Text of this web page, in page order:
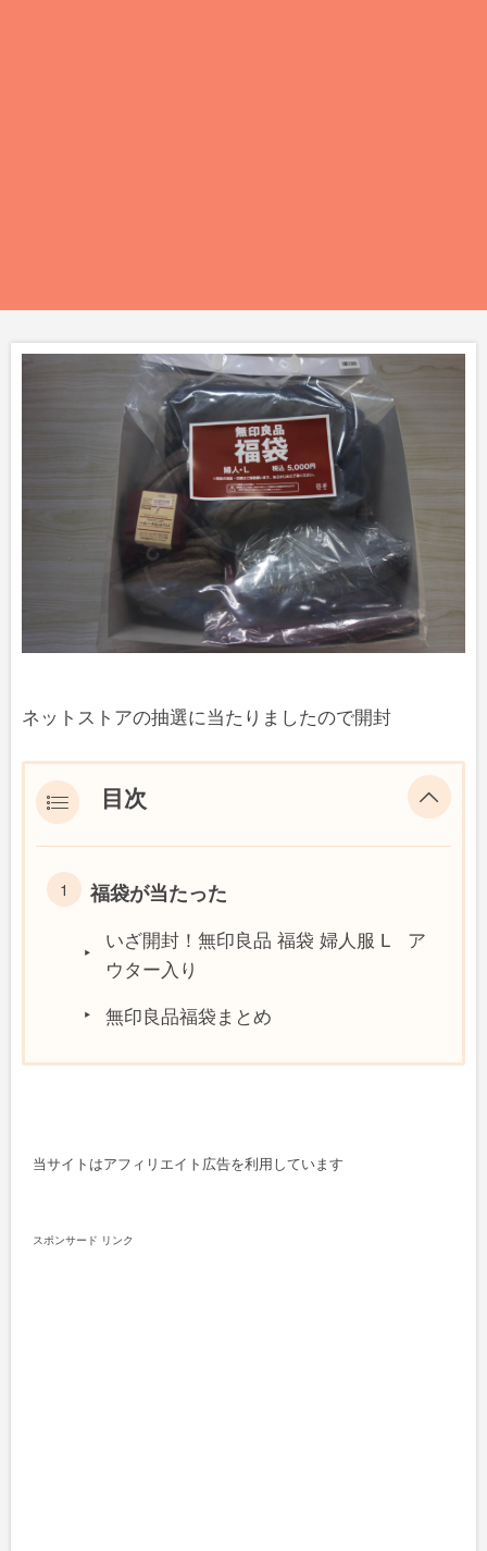
ネットストアの抽選に当たりましたので開封
目次
福袋が当たった
いざ開封！無印良品 福袋 婦人服 L ア
ウター入り
無印良品福袋まとめ
当サイトはアフィリエイト広告を利用しています
スポンサード リンク